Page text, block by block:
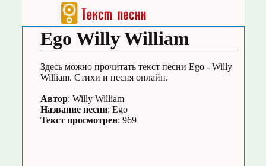
Ego Willy William
Здесь можно прочитать текст песни Ego - Willy
William. Стихи и песня онлайн.
Автор: Willy William
Название песни: Ego
Текст просмотрен: 969